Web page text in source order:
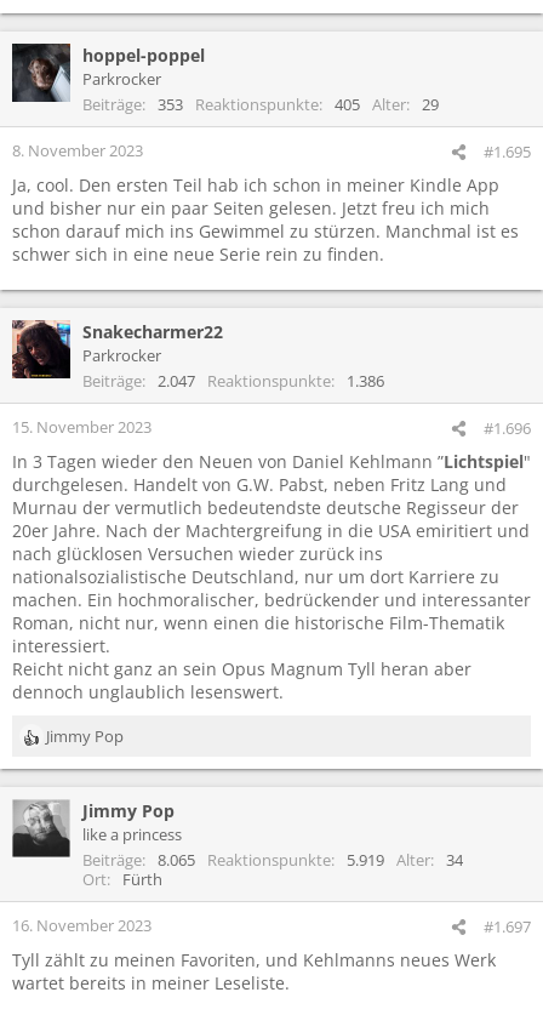
hoppel-poppel
Parkrocker
Beiträge
353 Reaktionspunkte 405 Alter 29
8. November 2023 #1.695
Ja, cool. Den ersten Teil hab ich schon in meiner Kindle App
und bisher nur ein paar Seiten gelesen. Jetzt freu ich mich
schon darauf mich ins Gewimmel zu stürzen. Manchmal ist es
schwer sich in eine neue Serie rein zu finden.
Snakecharmer22
Parkrocker
Beiträge
2.047 Reaktionspunkte 1.386
15. November 2023 #1.696
In 3 Tagen wieder den Neuen von Daniel Kehlmann ”Lichtspiel"
durchgelesen. Handelt von G.W. Pabst, neben Fritz Lang und
Murnau der vermutlich bedeutendste deutsche Regisseur der
20er Jahre. Nach der Machtergreifung in die USA emiritiert und
nach glücklosen Versuchen wieder zurück ins
nationalsozialistische Deutschland, nur um dort Karriere zu
machen. Ein hochmoralischer, bedrückender und interessanter
Roman, nicht nur, wenn einen die historische Film-Thematik
interessiert.
Reicht nicht ganz an sein Opus Magnum Tyll heran aber
dennoch unglaublich lesenswert.
R
e
k
t
i
n
e
:
Jimmy Pop
Jimmy Pop
like a princess
Beiträge
8.065 Reaktionspunkte 5.919 Alter
34
Ort
Fürth
16. November 2023 #1.697
Tyll zählt zu meinen Favoriten, und Kehlmanns neues Werk
wartet bereits in meiner Leseliste.